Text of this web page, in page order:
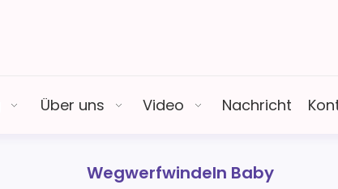
Über uns Video Nachricht
Wegwerfwindeln Baby